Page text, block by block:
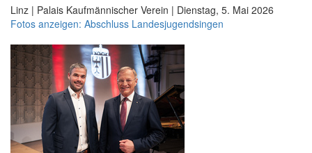
Linz | Palais Kaufmännischer Verein | Dienstag, 5. Mai 2026
Fotos anzeigen: Abschluss Landesjugendsingen